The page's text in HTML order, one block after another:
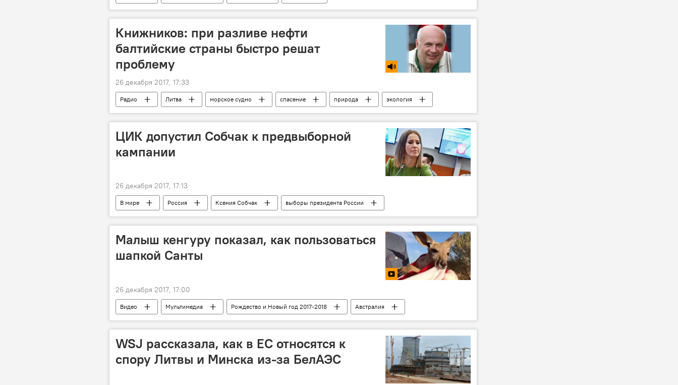
Книжников: при разливе нефти
балтийские страны быстро решат
проблему
26 декабря 2017, 17:33
Радио Литва морское судно спасение природа
экология
нефтепродукты
нефть
ЦИК допустил Собчак к предвыборной
кампании
26 декабря 2017, 17:13
В мире Россия Ксения Собчак выборы президента России
Малыш кенгуру показал, как пользоваться
шапкой Санты
26 декабря 2017, 17:00
Видео Мультимедиа Рождество и Новый год 2017-2018
Австралия
Рождество
кенгуру
WSJ рассказала, как в ЕС относятся к
спору Литвы и Минска из-за БелАЭС